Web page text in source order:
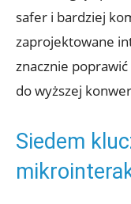
safer i bardziej
zaprojektowane
znacznie
do wyższej
Siedem